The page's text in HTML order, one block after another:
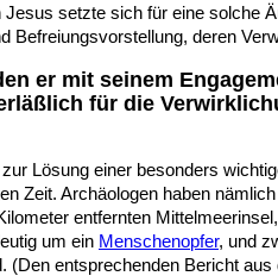
Jesus setzte sich für eine solche
Befreiungsvorstellung, deren
er mit seinem
für die
Lösung einer besonders
Zeit. Archäologen haben
entfernten
um ein Menschenopfer, und
(Den entsprechenden Bericht